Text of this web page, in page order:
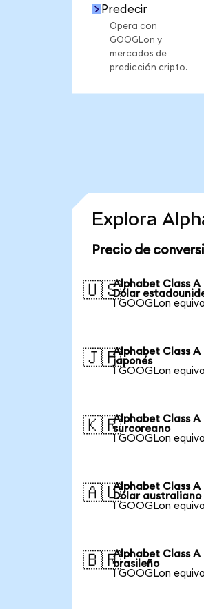
Predecir
Opera con
GOOGLon y
mercados de
predicción cripto.
Explora
Precio de
🇺🇸Alphabet Class A
Dólar
1 GOOGLon
🇯🇵Alphabet Class A
japonés
1 GOOGLon
🇰🇷Alphabet Class A
surcoreano
1 GOOGLon
🇦🇺Alphabet Class A
Dólar australiano
1 GOOGLon
🇧🇷Alphabet Class A
brasileño
1 GOOGLon